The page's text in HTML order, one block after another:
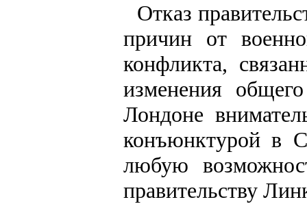
Отказ
причин от
конфликта,
изменения
Лондоне
конъюнктурой в
любую
правительству